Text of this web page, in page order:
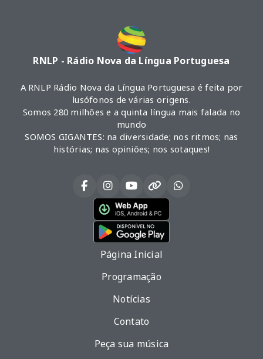
RNLP - Rádio Nova da Língua Portuguesa
A RNLP Rádio Nova da Língua Portuguesa é feita por
lusófonos de várias origens.
Somos 280 milhões e a quinta língua mais falada no
mundo
SOMOS GIGANTES: na diversidade; nos ritmos; nas
histórias; nas opiniões; nos sotaques!
Página Inicial
Programação
Notícias
Contato
Peça sua música